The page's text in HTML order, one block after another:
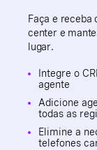
Faça e receba
center e
lugar.
Integre o
agente
Adicione
todas as
Elimine a
telefones